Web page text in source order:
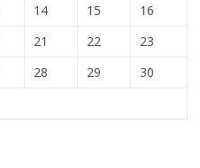
14 15
16
21 22
23
28 29
30